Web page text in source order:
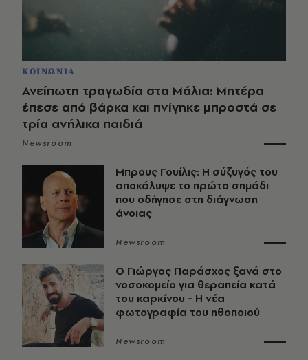
ΚΟΙΝΩΝΙΑ
Ανείπωτη τραγωδία στα Μάλια: Μητέρα
έπεσε από βάρκα και πνίγηκε μπροστά σε
τρία ανήλικα παιδιά
Newsroom
Μπρους Γουίλις: Η σύζυγός του
αποκάλυψε το πρώτο σημάδι
που οδήγησε στη διάγνωση
άνοιας
Newsroom
O Γιώργος Παράσχος ξανά στο
νοσοκομείο για θεραπεία κατά
του καρκίνου - Η νέα
φωτογραφία του ηθοποιού
Newsroom